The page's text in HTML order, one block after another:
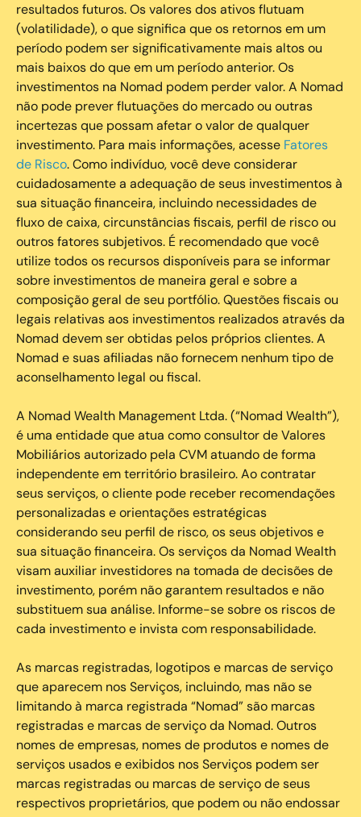
resultados futuros. Os valores dos ativos flutuam
(volatilidade), o que significa que os retornos em um
período podem ser significativamente mais altos ou
mais baixos do que em um período anterior. Os
investimentos na Nomad podem perder valor. A Nomad
não pode prever flutuações do mercado ou outras
incertezas que possam afetar o valor de qualquer
investimento. Para mais informações, acesse Fatores
de Risco. Como indivíduo, você deve considerar
cuidadosamente a adequação de seus investimentos à
sua situação financeira, incluindo necessidades de
fluxo de caixa, circunstâncias fiscais, perfil de risco ou
outros fatores subjetivos. É recomendado que você
utilize todos os recursos disponíveis para se informar
sobre investimentos de maneira geral e sobre a
composição geral de seu portfólio. Questões fiscais ou
legais relativas aos investimentos realizados através da
Nomad devem ser obtidas pelos próprios clientes. A
Nomad e suas afiliadas não fornecem nenhum tipo de
aconselhamento legal ou fiscal.
A Nomad Wealth Management Ltda. (“Nomad Wealth”),
é uma entidade que atua como consultor de Valores
Mobiliários autorizado pela CVM atuando de forma
independente em território brasileiro. Ao contratar
seus serviços, o cliente pode receber recomendações
personalizadas e orientações estratégicas
considerando seu perfil de risco, os seus objetivos e
sua situação financeira. Os serviços da Nomad Wealth
visam auxiliar investidores na tomada de decisões de
investimento, porém não garantem resultados e não
substituem sua análise. Informe-se sobre os riscos de
cada investimento e invista com responsabilidade.
As marcas registradas, logotipos e marcas de serviço
que aparecem nos Serviços, incluindo, mas não se
limitando à marca registrada “Nomad” são marcas
registradas e marcas de serviço da Nomad. Outros
nomes de empresas, nomes de produtos e nomes de
serviços usados e exibidos nos Serviços podem ser
marcas registradas ou marcas de serviço de seus
respectivos proprietários, que podem ou não endossar